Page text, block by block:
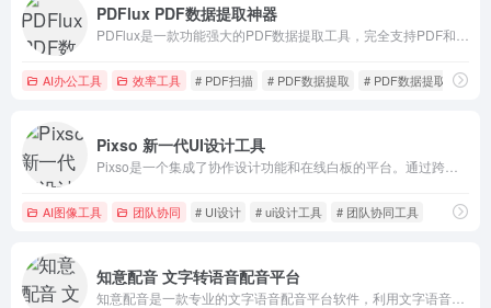
PDFlux PDF数据提取神器
AI办公工具 效率工具 # PDF扫描 # PDF数据提取 # PDF数据提取神器
Pixso 新一代UI设计工具
AI图像工具 团队协同 # UI设计 # ui设计工具 # 团队协同工具
知意配音 文字转语音配音平台